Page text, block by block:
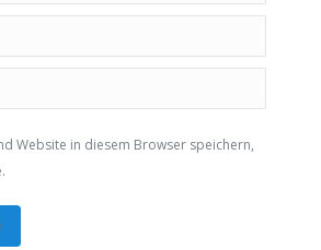
Website in diesem Browser speichern,